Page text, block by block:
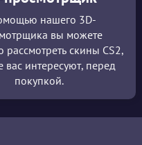
нашего 3D-
вы можете
рассмотреть скины CS2,
вас интересуют, перед
покупкой.